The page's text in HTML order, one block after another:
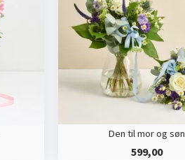
Den til mor og søn
599,00